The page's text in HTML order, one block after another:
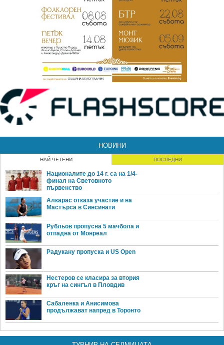
НОВИНИ
НАЙ-ЧЕТЕНИ ПОСЛЕДНИ
Националите до 14 г. са на 1/4-
финал на Световното
първенство
Алкарас отказа участие и на
Мастърса в Синсинати
Рубльов пропусна 5 мачбола и
отпадна от Монреал
Радукану пропуска и US Open
Нестеров се класира за втория
кръг на сингъл в Пловдив
Сабаленка и Анисимова
продължават напред в Торонто